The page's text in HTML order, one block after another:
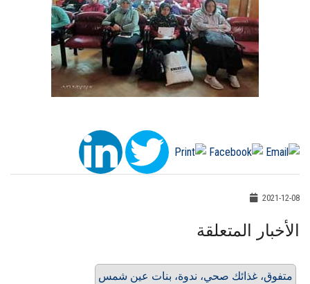
2021-12-08
الأخبار المتعلقة
متفوق، غذائك صحي، ندوة، بنات عين شمس